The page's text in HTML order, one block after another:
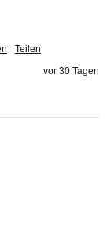
Teilen
vor 30 Tagen